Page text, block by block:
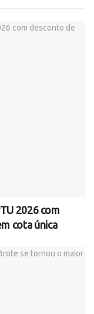
2026 com
cota única